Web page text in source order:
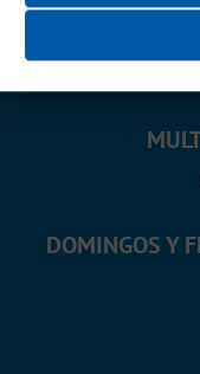
cine y festivos y
DOMINGOS Y